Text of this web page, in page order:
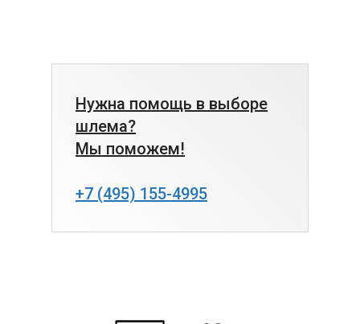
Нужна помощь в выборе
шлема?
Мы поможем!
+7 (495) 155-4995